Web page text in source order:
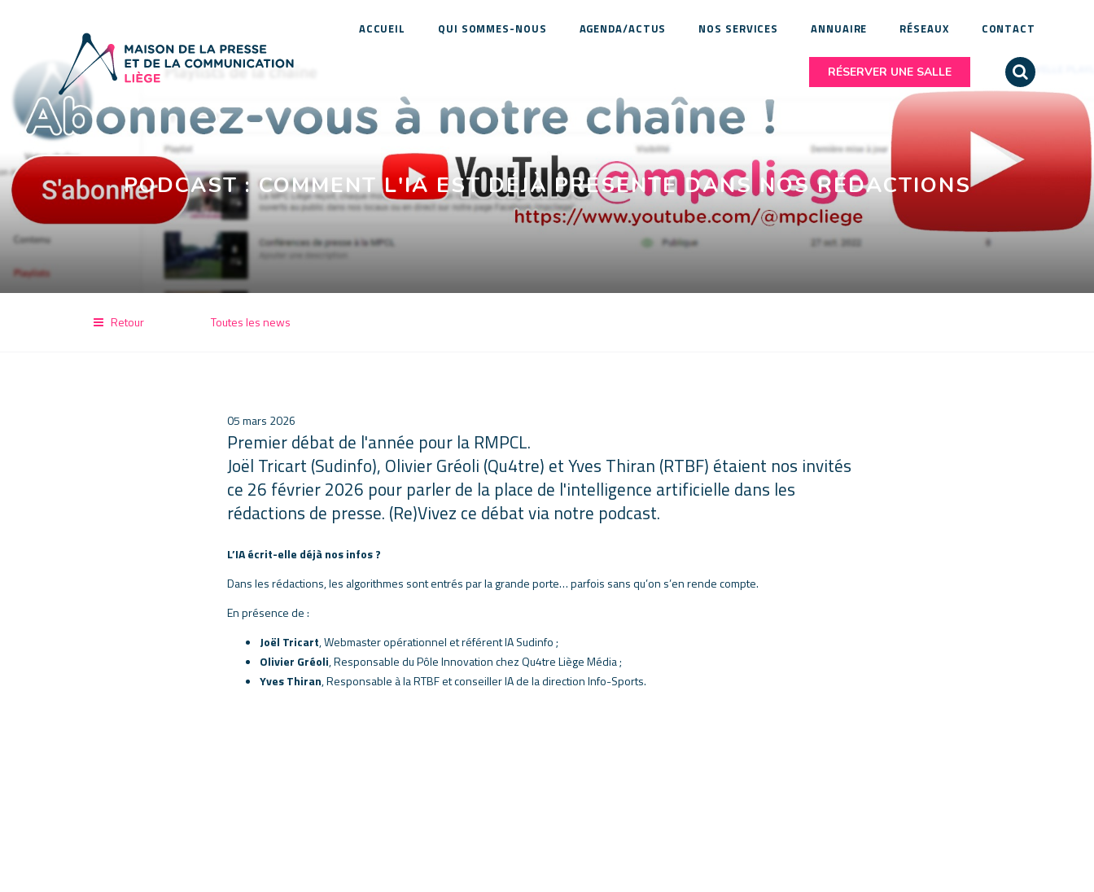
ACCUEIL QUI SOMMES-NOUS AGENDA/ACTUS NOS SERVICES ANNUAIRE RÉSEAUX CONTACT
RÉSERVER UNE SALLE
PODCAST : COMMENT L'IA EST DÉJÀ PRÉSENTE DANS NOS RÉDACTIONS
Retour Toutes les news
05 mars 2026
Premier débat de l'année pour la RMPCL.
Joël Tricart (Sudinfo), Olivier Gréoli (Qu4tre) et Yves Thiran (RTBF) étaient nos invités
ce 26 février 2026 pour parler de la place de l'intelligence artificielle dans les
rédactions de presse. (Re)Vivez ce débat via notre podcast.
L’IA écrit-elle déjà nos infos ?
Dans les rédactions, les algorithmes sont entrés par la grande porte… parfois sans qu’on s’en rende compte.
En présence de :
Joël Tricart, Webmaster opérationnel et référent IA Sudinfo ;
Olivier Gréoli, Responsable du Pôle Innovation chez Qu4tre Liège Média ;
Yves Thiran, Responsable à la RTBF et conseiller IA de la direction Info-Sports.